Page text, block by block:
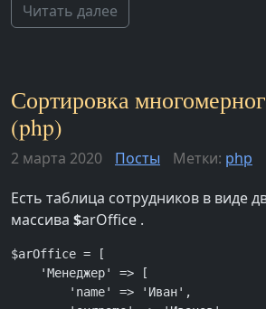
Читать далее
Сортировка
(php)
2 марта 2020 Посты Метки: php
Есть таблица сотрудников в виде
массива $arOffice .
$arOffice = [